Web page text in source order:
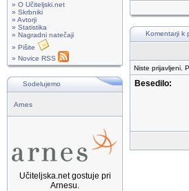
» O Učiteljski.net
» Skrbniki
» Avtorji
» Statistika
» Nagradni natečaji
» Pišite
» Novice RSS
Sodelujemo
Arnes
Učiteljska.net gostuje pri
Arnesu.
Komentarji k
Niste prijavljeni.
Besedilo: